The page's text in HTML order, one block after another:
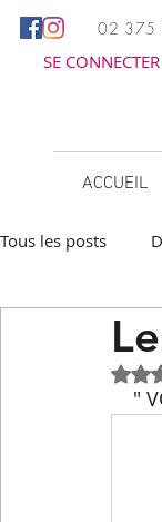
02 375
SE
ACCUEIL
Tous les posts
Facile à
"